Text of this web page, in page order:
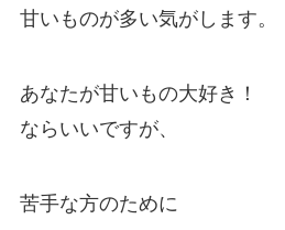
甘いものが多い気がします。
あなたが甘いもの大好き！
ならいいですが、
苦手な方のために